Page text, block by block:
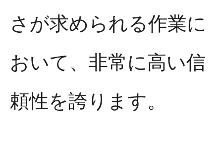
さが求められる作業に
おいて、非常に高い信
頼性を誇ります。